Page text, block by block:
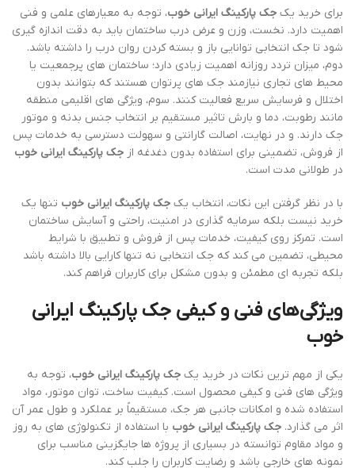
برای خرید یک جک پارکینگ ایرانی خوب، توجه به معیارهای علمی و فنی
اهمیت دارد. نخست، وزن و عرض درب ساختمان باید به دقت اندازه گیری
شود تا جک انتخابی توانایی باز و بسته کردن روان درب را داشته باشد.
دوم، میزان تردد روزانه اهمیت زیادی دارد؛ ساختمان های پرجمعیت یا
محیط های تجاری نیازمند جک های پرتوان هستند که بتوانند بدون
اختلال و فرسایش سریع فعالیت کنند. سوم، ویژگی های اقلیمی منطقه
مانند رطوبت، دما و بارش تاثیر مستقیم بر انتخاب جنس بدنه و موتور
جک دارند. و در نهایت، اصالت گارانتی و سهولت دسترسی به خدمات پس
از فروش، تضمینی برای استفاده بدون دغدغه از جک پارکینگ ایرانی خوب
در طولانی مدت است.
با در نظر گرفتن این نکات، انتخاب یک جک پارکینگ ایرانی خوب تنها یک
خرید نیست بلکه سرمایه گذاری در امنیت، راحتی و آسایش ساختمان
است. تمرکز روی کیفیت، خدمات پس از فروش و تطبیق با شرایط
محیطی، تضمین می کند که جک انتخابی نه تنها کارایی بالا داشته باشد
بلکه تجربه ای مطمئن و بدون مشکل برای کاربران فراهم کند.
ویژگی‌های فنی و کیفی جک پارکینگ ایرانی
خوب
یکی از مهم ترین نکات در خرید یک جک پارکینگ ایرانی خوب، توجه به
ویژگی های فنی و کیفی محصول است. کیفیت ساخت، توان موتور، مواد
استفاده شده و امکانات جانبی هر جک، مستقیماً بر عملکرد و طول عمر آن
اثر می گذارد. جک پارکینگ ایرانی خوب با استفاده از تکنولوژی های به روز
و مواد مقاوم توانسته در بسیاری از پروژه ها جایگزینی مناسب برای
نمونه های خارجی باشد و رضایت کاربران را جلب کند.